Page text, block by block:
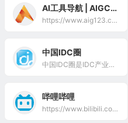
AI工具导航 | AIGC工具网址大全
https://www.aig123.com/
中国IDC圈
中国IDC圈是IDC产业权威性媒体平台,第一时间报道IDC、云计算、大数据技术应用、数据中心等产业资讯,整合IDC产业上下游优势资源,收录国内千家IDC、服务商、运营商、IDC机房等最新资讯。
哔哩哔哩
https://www.bilibili.com/